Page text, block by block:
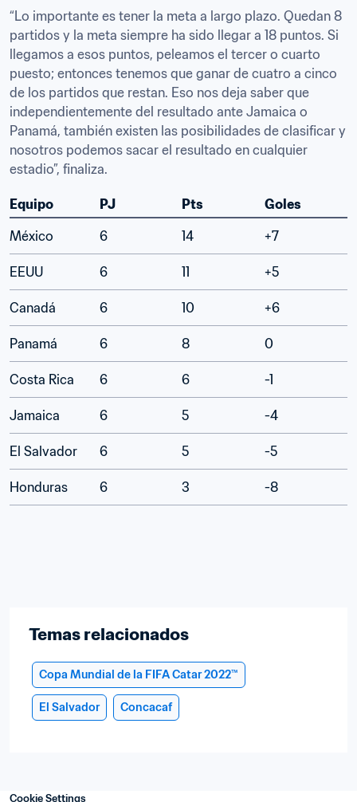
“Lo importante es tener la meta a largo plazo. Quedan 8
partidos y la meta siempre ha sido llegar a 18 puntos. Si
llegamos a esos puntos, peleamos el tercer o cuarto
puesto; entonces tenemos que ganar de cuatro a cinco
de los partidos que restan. Eso nos deja saber que
independientemente del resultado ante Jamaica o
Panamá, también existen las posibilidades de clasificar y
nosotros podemos sacar el resultado en cualquier
estadio”, finaliza.
Equipo PJ Pts
Goles
México
6 14 +7
EEUU 6 11 +5
Canadá 6 10 +6
Panamá 6 8 0
Costa Rica 6 6 -1
Jamaica 6 5 -4
El Salvador 6 5 -5
Honduras 6 3 -8
Temas relacionados
Copa Mundial de la FIFA Catar 2022™
El Salvador Concacaf
Cookie Settings